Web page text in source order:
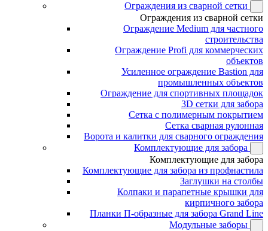
Ограждения из сварной сетки
Ограждения из сварной сетки
Ограждение Medium для частного
строительства
Ограждение Profi для коммерческих
объектов
Усиленное ограждение Bastion для
промышленных объектов
Ограждение для спортивных площадок
3D сетки для забора
Сетка с полимерным покрытием
Сетка сварная рулонная
Ворота и калитки для сварного ограждения
Комплектующие для забора
Комплектующие для забора
Комплектующие для забора из профнастила
Заглушки на столбы
Колпаки и парапетные крышки для
кирпичного забора
Планки П-образные для забора Grand Line
Модульные заборы